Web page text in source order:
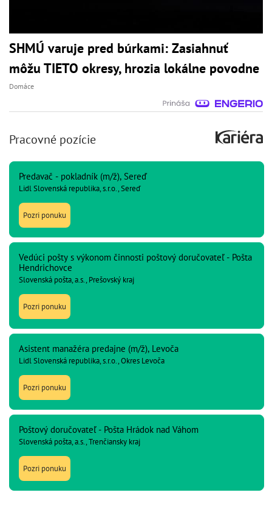
SHMÚ varuje pred búrkami: Zasiahnuť
môžu TIETO okresy, hrozia lokálne povodne
Domáce
Pracovné pozície
Predavač - pokladník (m/ž), Sereď
Lidl Slovenská republika, s.r.o., Sereď
Pozri ponuku
Vedúci pošty s výkonom činnosti poštový doručovateľ - Pošta
Hendrichovce
Slovenská pošta, a.s., Prešovský kraj
Pozri ponuku
Asistent manažéra predajne (m/ž), Levoča
Lidl Slovenská republika, s.r.o., Okres Levoča
Pozri ponuku
Poštový doručovateľ - Pošta Hrádok nad Váhom
Slovenská pošta, a.s., Trenčiansky kraj
Pozri ponuku